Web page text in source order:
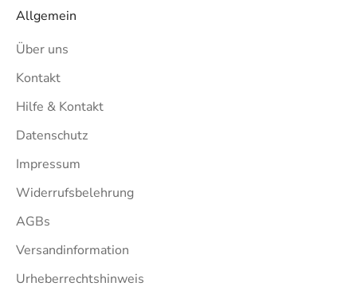
Allgemein
Über uns
Kontakt
Hilfe & Kontakt
Datenschutz
Impressum
Widerrufsbelehrung
AGBs
Versandinformation
Urheberrechtshinweis